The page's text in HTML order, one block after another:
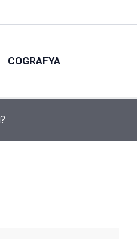
COGRAFYA